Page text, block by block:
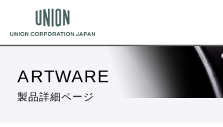
ARTWARE
製品詳細ページ